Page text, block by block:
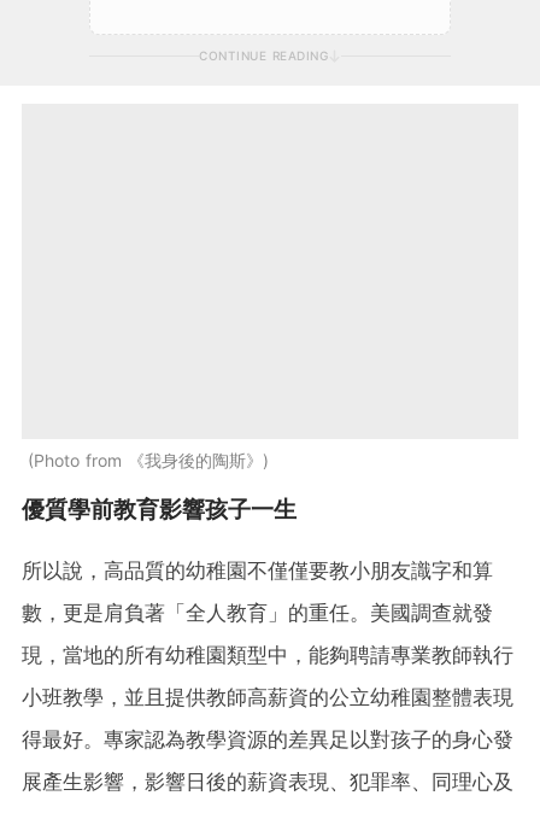
CONTINUE READING
Photo from 《我身後的陶斯》
優質學前教育影響孩子一生
所以說，高品質的幼稚園不僅僅要教小朋友識字和算
數，更是肩負著「全人教育」的重任。美國調查就發
現，當地的所有幼稚園類型中，能夠聘請專業教師執行
小班教學，並且提供教師高薪資的公立幼稚園整體表現
得最好。專家認為教學資源的差異足以對孩子的身心發
展產生影響，影響日後的薪資表現、犯罪率、同理心及